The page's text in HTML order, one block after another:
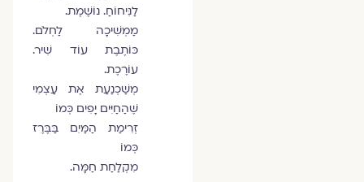
לַנִּיחוֹחַ. נוֹשֶׁמֶת.
מַמְשִׁיכָה לַחְלֹם.
כּוֹתֶבֶת עוֹד שִׁיר.
עוֹרֶכֶת.
מְשַׁכְנַעַת אֶת עַצְמִי
שֶׁהַחַיִּים יָפִים כְּמוֹ
זְרִימַת הַמַּיִם בַּבֶּרֶז
כְּמוֹ
מִקְלַחַת חַמָּה.